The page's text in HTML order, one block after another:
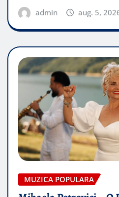
admin aug. 5,
MUZICA POPULARA